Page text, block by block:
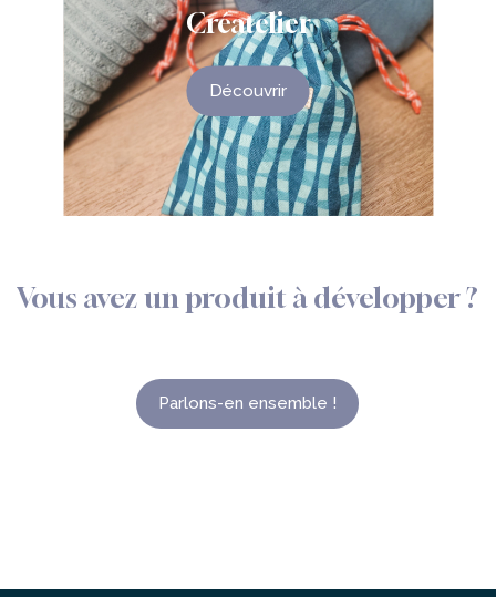
Créatelier
Découvrir
Vous avez unproduit à développer?
Parlons-en ensemble !